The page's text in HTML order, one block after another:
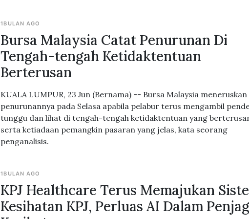
1BULAN AGO
Bursa Malaysia Catat Penurunan Di
Tengah-tengah Ketidaktentuan
Berterusan
KUALA LUMPUR, 23 Jun (Bernama) -- Bursa Malaysia meneruskan
penurunannya pada Selasa apabila pelabur terus mengambil
tunggu dan lihat di tengah-tengah ketidaktentuan yang
serta ketiadaan pemangkin pasaran yang jelas, kata seorang
penganalisis.
1BULAN AGO
KPJ Healthcare Terus Memajukan
Kesihatan KPJ, Perluas AI Dalam